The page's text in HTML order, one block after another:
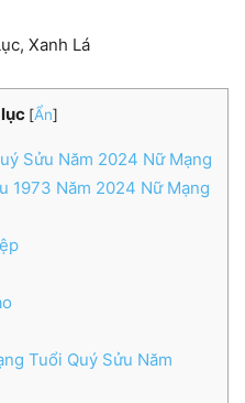
Xanh Lá
[Ẩn]
Sửu Năm 2024 Nữ Mạng
1973 Năm 2024 Nữ Mạng
Tuổi Quý Sửu Năm